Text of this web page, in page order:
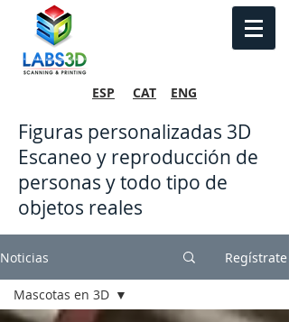
ESP CAT ENG
Figuras personalizadas 3D
Escaneo y reproducción de
personas y todo tipo de
objetos reales
Noticias Regístrate
Mascotas en 3D